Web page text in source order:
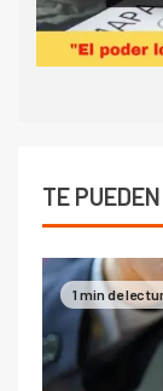
TE
1 min de